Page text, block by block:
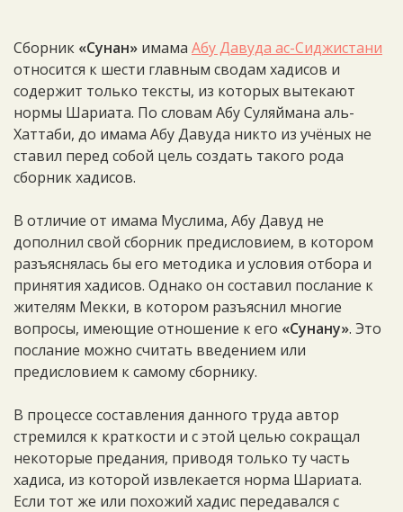
Сборник «Сунан» имама Абу Давуда ас-Сиджистани
относится к шести главным сводам хадисов и
содержит только тексты, из которых вытекают
нормы Шариата. По словам Абу Суляймана аль-
Хаттаби, до имама Абу Давуда никто из учёных не
ставил перед собой цель создать такого рода
сборник хадисов.
В отличие от имама Муслима, Абу Давуд не
дополнил свой сборник предисловием, в котором
разъяснялась бы его методика и условия отбора и
принятия хадисов. Однако он составил послание к
жителям Мекки, в котором разъяснил многие
вопросы, имеющие отношение к его «Сунану». Это
послание можно считать введением или
предисловием к самому сборнику.
В процессе составления данного труда автор
стремился к краткости и с этой целью сокращал
некоторые предания, приводя только ту часть
хадиса, из которой извлекается норма Шариата.
Если тот же или похожий хадис передавался с